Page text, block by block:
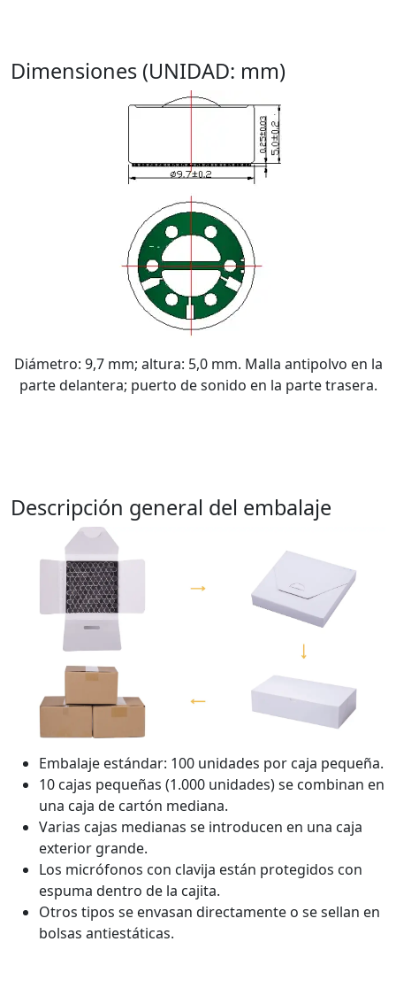
Dimensiones (UNIDAD: mm)
Diámetro: 9,7 mm; altura: 5,0 mm. Malla antipolvo en la
parte delantera; puerto de sonido en la parte trasera.
Descripción general del embalaje
Embalaje estándar: 100 unidades por caja pequeña.
10 cajas pequeñas (1.000 unidades) se combinan en
una caja de cartón mediana.
Varias cajas medianas se introducen en una caja
exterior grande.
Los micrófonos con clavija están protegidos con
espuma dentro de la cajita.
Otros tipos se envasan directamente o se sellan en
bolsas antiestáticas.